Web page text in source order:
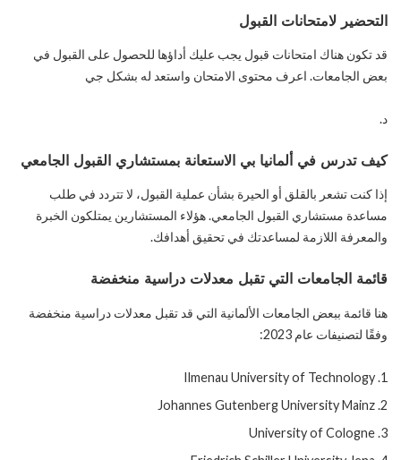
التحضير لامتحانات القبول
قد تكون هناك امتحانات قبول يجب عليك أداؤها للحصول على القبول في
بعض الجامعات. اعرف محتوى الامتحان واستعد له بشكل جي
د.
كيف تدرس في ألمانيا بي الاستعانة بمستشاري القبول الجامعي
إذا كنت تشعر بالقلق أو الحيرة بشأن عملية القبول، لا تتردد في طلب
مساعدة مستشاري القبول الجامعي. هؤلاء المستشارين يمتلكون الخبرة
والمعرفة اللازمة لمساعدتك في تحقيق أهدافك.
قائمة الجامعات التي تقبل معدلات دراسية منخفضة
هنا قائمة ببعض الجامعات الألمانية التي قد تقبل معدلات دراسية منخفضة
وفقًا لتصنيفات عام 2023:
Ilmenau University of Technology
Johannes Gutenberg University Mainz
University of Cologne